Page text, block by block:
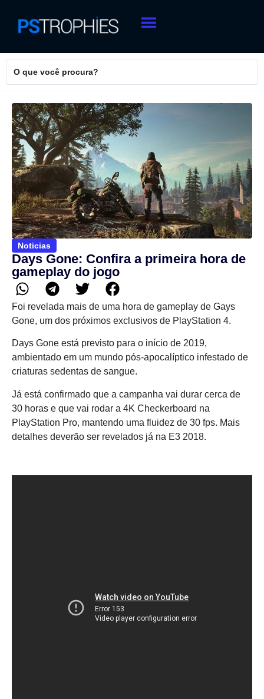
Noticias
Days Gone: Confira a primeira hora de
gameplay do jogo
Foi revelada mais de uma hora de gameplay de Gays
Gone, um dos próximos exclusivos de PlayStation 4.
Days Gone está previsto para o início de 2019,
ambientado em um mundo pós-apocalíptico infestado de
criaturas sedentas de sangue.
Já está confirmado que a campanha vai durar cerca de
30 horas e que vai rodar a 4K Checkerboard na
PlayStation Pro, mantendo uma fluidez de 30 fps. Mais
detalhes deverão ser revelados já na E3 2018.